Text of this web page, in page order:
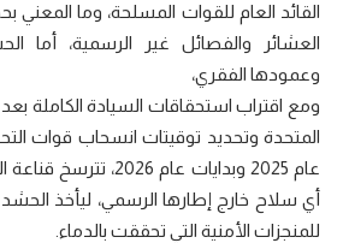
القائد العام للقوات المسلحة، وما
العشائر والفصائل غير الرسمية، أما
وعمودها الفقري،
ومع اقتراب استحقاقات السيادة الكاملة
المتحدة وتحديد توقيتات انسحاب قوات
عام 2025 وبدايات عام
أي سلاح خارج إطارها الرسمي، ليأخذ
للمنجزات الأمنية التي تحققت بالدماء.